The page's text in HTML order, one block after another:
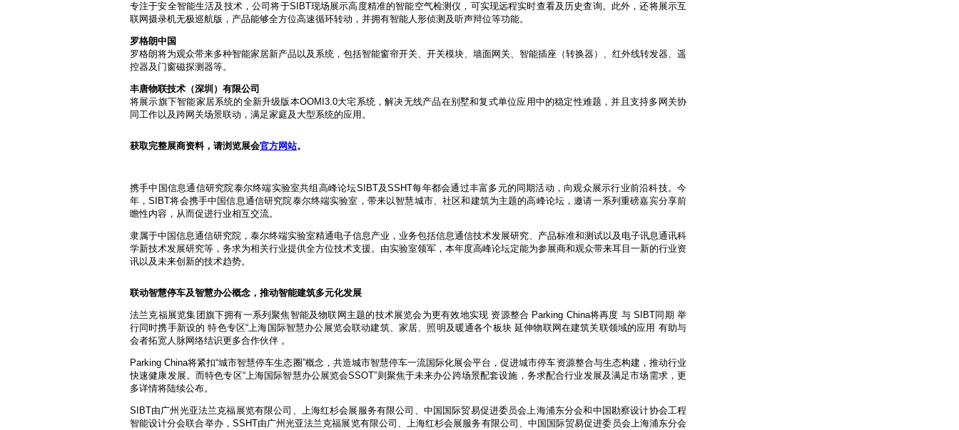
专注于安全智能生活及技术，公司将于SIBT现场展示高度精准的智能空气检测仪，可实现远程实时查看及历史查询。此外，还将展示互
联网摄录机无极巡航版，产品能够全方位高速循环转动，并拥有智能人形侦测及听声辩位等功能。
罗格朗中国
罗格朗将为观众带来多种智能家居新产品以及系统，包括智能窗帘开关、开关模块、墙面网关、智能插座（转换器）、红外线转发器、遥
控器及门窗磁探测器等。
丰唐物联技术（深圳）有限公司
将展示旗下智能家居系统的全新升级版本OOMI3.0大宅系统，解决无线产品在别墅和复式单位应用中的稳定性难题，并且支持多网关协
同工作以及跨网关场景联动，满足家庭及大型系统的应用。
获取完整展商资料，请浏览展会官方网站。
携手中国信息通信研究院泰尔终端实验室共组高峰论坛SIBT及SSHT每年都会通过丰富多元的同期活动，向观众展示行业前沿科技。今
年，SIBT将会携手中国信息通信研究院泰尔终端实验室，带来以智慧城市、社区和建筑为主题的高峰论坛，邀请一系列重磅嘉宾分享前
瞻性内容，从而促进行业相互交流。
隶属于中国信息通信研究院，泰尔终端实验室精通电子信息产业，业务包括信息通信技术发展研究、产品标准和测试以及电子讯息通讯科
学新技术发展研究等，务求为相关行业提供全方位技术支援。由实验室领军，本年度高峰论坛定能为参展商和观众带来耳目一新的行业资
讯以及未来创新的技术趋势。
联动智慧停车及智慧办公概念，推动智能建筑多元化发展
法兰克福展览集团旗下拥有一系列聚焦智能及物联网主题的技术展览会为更有效地实现 资源整合 Parking China将再度 与 SIBT同期 举
行同时携手新设的 特色专区“上海国际智慧办公展览会联动建筑、家居、照明及暖通各个板块 延伸物联网在建筑关联领域的应用 有助与
会者拓宽人脉网络结识更多合作伙伴 。
Parking China将紧扣“城市智慧停车生态圈”概念，共造城市智慧停车一流国际化展会平台，促进城市停车资源整合与生态构建，推动行业
快速健康发展。而特色专区“上海国际智慧办公展览会SSOT”则聚焦于未来办公跨场景配套设施，务求配合行业发展及满足市场需求，更
多详情将陆续公布。
SIBT由广州光亚法兰克福展览有限公司、上海红杉会展服务有限公司、中国国际贸易促进委员会上海浦东分会和中国勘察设计协会工程
智能设计分会联合举办，SSHT由广州光亚法兰克福展览有限公司、上海红杉会展服务有限公司、中国国际贸易促进委员会上海浦东分会